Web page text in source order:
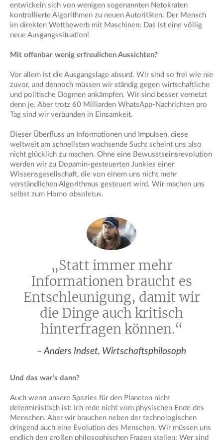
entwickeln sich von wenigen sogenannten Netokraten
kontrollierte Algorithmen zu neuen Autoritäten. Der Mensch
im direkten Wettbewerb mit Maschinen: Das ist eine völlig
neue Ausgangssituation!
Mit offenbar wenig erfreulichen Aussichten?
Vor allem ist die Ausgangslage absurd. Wir sind so frei wie nie
zuvor, und dennoch müssen wir ständig gegen wirtschaftliche
und politische Dogmen ankämpfen. Wir sind besser vernetzt
denn je. Aber trotz 60 Milliarden WhatsApp-Nachrichten pro
Tag sind wir verbunden in Einsamkeit.
Dieser Überfluss an Informationen und Impulsen, diese
weltweit am schnellsten wachsende Sucht scheint uns also
nicht glücklich zu machen. Ohne eine Bewusstseinsrevolution
werden wir zu Dopamin-gesteuerten Junkies einer
Wissensgesellschaft, die von einem uns nicht mehr
verständlichen Algorithmus gesteuert wird. Wir machen uns
selbst zum Homo obsoletus.
„Statt immer mehr
Informationen braucht es
Entschleunigung, damit wir
die Dinge auch kritisch
hinterfragen können.“
– Anders Indset, Wirtschaftsphilosoph
Und das war’s dann?
Auch wenn unsere Spezies für den Planeten nicht
deterministisch ist: Ich rede nicht vom physischen Ende des
Menschen. Aber wir brauchen neben der technologischen
dringend auch eine Evolution des Menschen. Wir müssen uns
endlich den großen philosophischen Fragen stellen: Wer sind